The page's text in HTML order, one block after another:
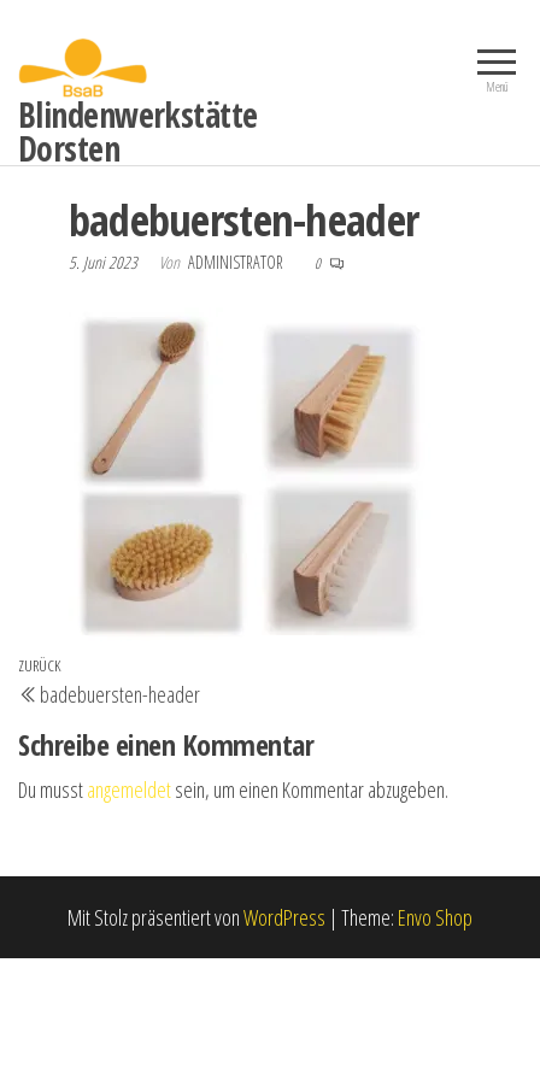
springen
Blindenwerkstätte
Dorsten
Menü
badebuersten-header
5. Juni 2023 Von ADMINISTRATOR 0
Beitrags-
Navigation
Vorheriger
Beitrag
ZURÜCK
badebuersten-header
Schreibe einen Kommentar
Du musstangemeldetsein, um einen Kommentar abzugeben.
Mit Stolz präsentiert vonWordPress | Theme: Envo Shop